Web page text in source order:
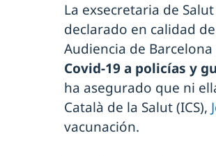
La exsecretaria de
declarado en calidad
Audiencia de
Covid-19 a policías y
ha asegurado que ni
Català de la Salut (ICS),
vacunación.